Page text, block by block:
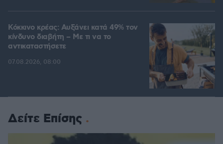
Κόκκινο κρέας: Αυξάνει κατά 49% τον
κίνδυνο διαβήτη – Με τι να το
αντικαταστήσετε
07.08.2026, 08:00
Δείτε Επίσης